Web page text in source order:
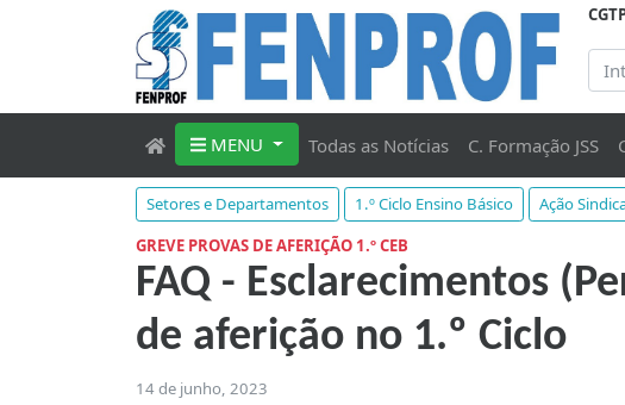
MENU Todas as Notícias C. Formação JSS
Setores e Departamentos 1.º Ciclo Ensino Básico Ação
GREVE PROVAS DE AFERIÇÃO 1.º CEB
FAQ - Esclarecimentos
de aferição no 1.º Ciclo
14 de junho, 2023